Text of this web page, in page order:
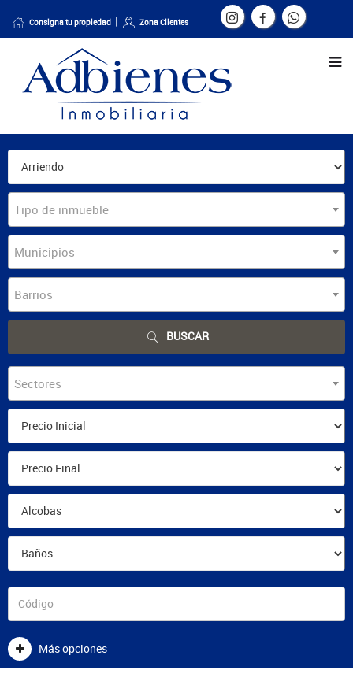
Consigna tu propiedad Zona Clientes
Tipo de inmueble
Municipios
Barrios
BUSCAR
Sectores
Más opciones